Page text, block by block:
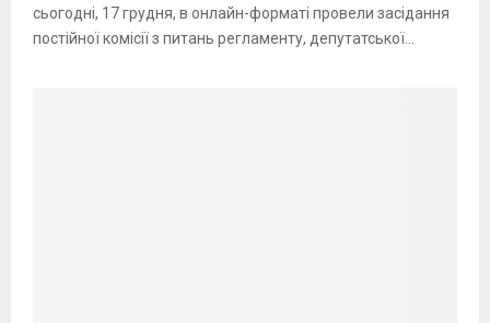
сьогодні, 17 грудня, в онлайн-форматі провели засідання
постійної комісії з питань регламенту, депутатської...